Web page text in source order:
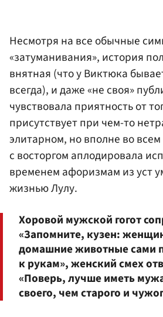
Несмотря на все обычные
«затуманивания», история
внятная (что у Виктюка
всегда), и даже «не своя»
чувствовала приятность от
присутствует при чем-то
элитарном, но вполне во
с восторгом аплодировала
временем афоризмам из уст
жизнью Лулу.
Хоровой мужской гогот
«Запомните, кузен:
домашние животные сами
к рукам», женский смех
«Поверь, лучше иметь
своего, чем старого и